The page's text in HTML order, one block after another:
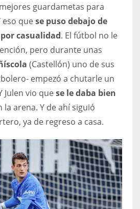
guardametas para
eso quese puso debajo de
casualidad. El fútbol no le
pero durante unas
(Castellón) uno de sus
empezó a chutarle un
Julen vio quese le daba bien
la arena. Y de ahí siguió
ya de regreso a casa.